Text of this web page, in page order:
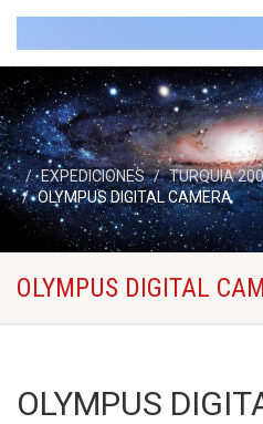
EXPEDICIONES
TURQUIA
OLYMPUS DIGITAL CAMERA
OLYMPUS DIGITAL
OLYMPUS